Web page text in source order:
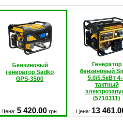
Бензиновый
генератор Sadko
GPS-3500
Генератор
бензиновый
5.0/5.5кВт
тактный
(5710311)
Цена: 5 420.00 грн. Цена: 13